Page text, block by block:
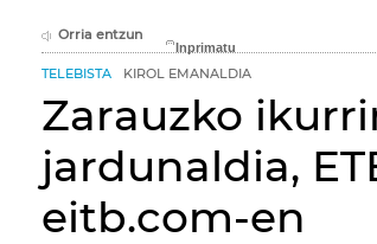
Orria entzun
TELEBISTA KIROL EMANALDIA
Zarauzko
jardunaldia,
eitb.com-en